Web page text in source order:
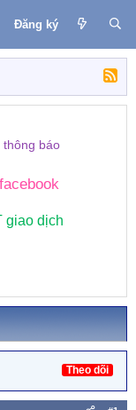
Đăng ký
thông báo
facebook
giao dịch
Theo dõi